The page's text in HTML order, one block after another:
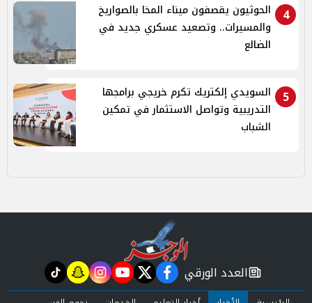
4
الحوثيون يقصفون ميناء المخا بالصواريخ
والمسيرات.. وتصعيد عسكري جديد في
الضالع
5
السويدي إلكتريك تكرم خريجي برامجها
التدريبية وتواصل الاستثمار في تمكين
الشباب
newspaper
العدد الورقي facebook
twitter
youtube
instagram
snapchat
tiktok